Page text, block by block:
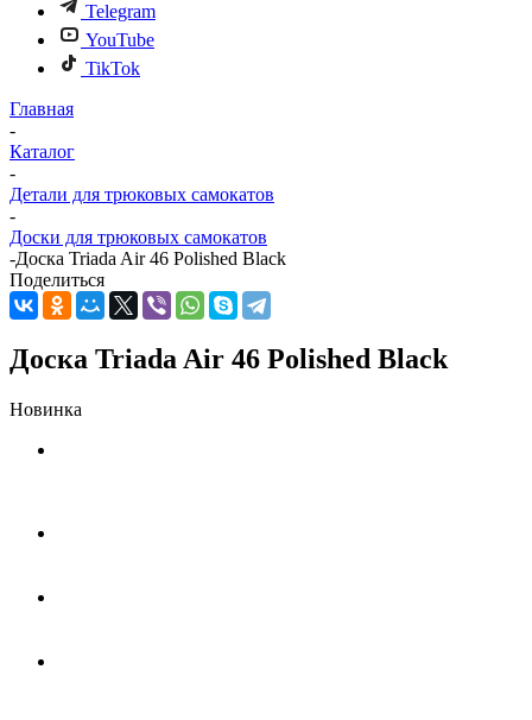
Telegram
YouTube
TikTok
Главная
-
Каталог
-
Детали для трюковых самокатов
-
Доски для трюковых самокатов
-Доска Triada Air 46 Polished Black
Поделиться
Доска Triada Air 46 Polished Black
Новинка